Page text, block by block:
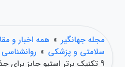
مجله جهانگیر » همه اخبار و
سلامتی و پزشکی » روانشناسی
9 تکنیک برتر استیو جابز